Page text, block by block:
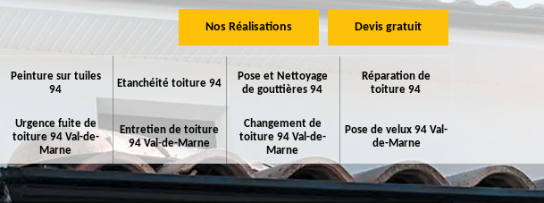
Nos Réalisations Devis gratuit
Peinture sur tuiles
94
Etanchéité toiture 94
Pose et Nettoyage
de gouttières 94
Réparation de
toiture 94
Urgence fuite de
toiture 94 Val-de-
Marne
Entretien de toiture
94 Val-de-Marne
Changement de
toiture 94 Val-de-
Marne
Pose de velux 94 Val-
de-Marne